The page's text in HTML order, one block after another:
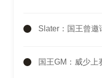
Slater：国王曾邀
国王GM：威少上